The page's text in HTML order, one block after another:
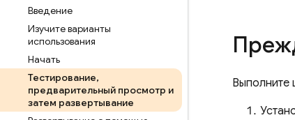
Введение
Изучите варианты
использования
Начать
Тестирование,
предварительный просмотр и
затем развертывание
Выполните